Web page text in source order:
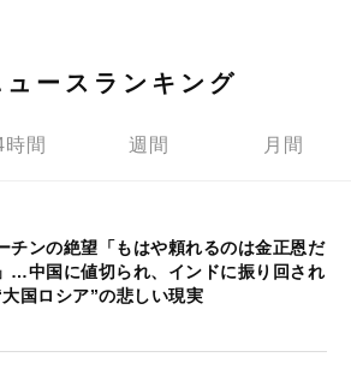
ュースランキング
時間 週間 月間
チンの絶望「もはや頼れるのは金正恩だ
…中国に値切られ、インドに振り回され
大国ロシア”の悲しい現実